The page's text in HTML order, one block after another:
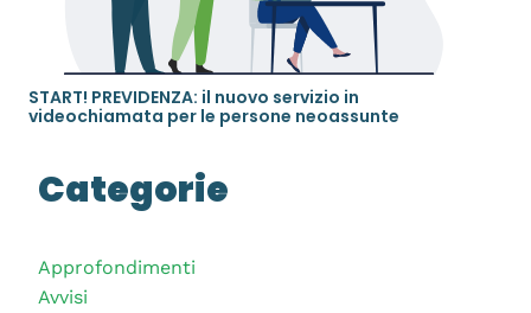
START! PREVIDENZA: il nuovo servizio in
videochiamata per le persone neoassunte
Categorie
Approfondimenti
Avvisi